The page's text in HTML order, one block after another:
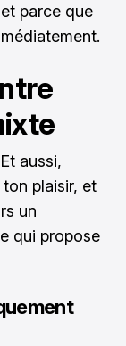
parce que
aussi,
plaisir, et
un
qui propose